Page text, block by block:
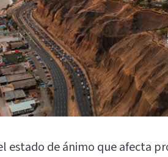
estado de ánimo que afecta